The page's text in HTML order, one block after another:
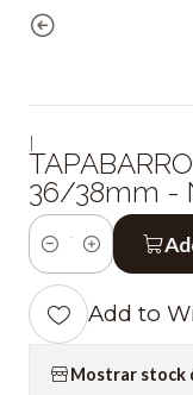
|
36/38mm -
Quantity
Add to
Mostrar stock